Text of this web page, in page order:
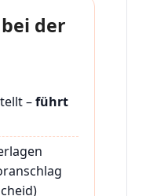
der
–führt